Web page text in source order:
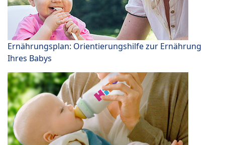
Ernährungsplan: Orientierungshilfe zur Ernährung
Ihres Babys